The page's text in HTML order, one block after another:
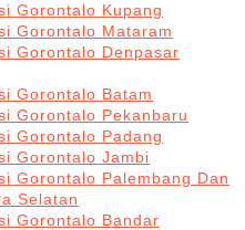
Gorontalo Kupang
Gorontalo Mataram
Gorontalo Denpasar
Gorontalo Batam
Gorontalo Pekanbaru
Gorontalo Padang
Gorontalo Jambi
Gorontalo Palembang Dan
Selatan
Gorontalo Bandar